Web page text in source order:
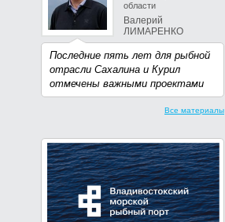
области
Валерий
ЛИМАРЕНКО
Последние пять лет для рыбной
отрасли Сахалина и Курил
отмечены важными проектами
Все материалы